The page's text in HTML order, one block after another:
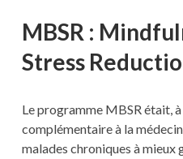
MBSR :
Stress
Le programme MBSR était,
complémentaire à la
malades chroniques à mieux